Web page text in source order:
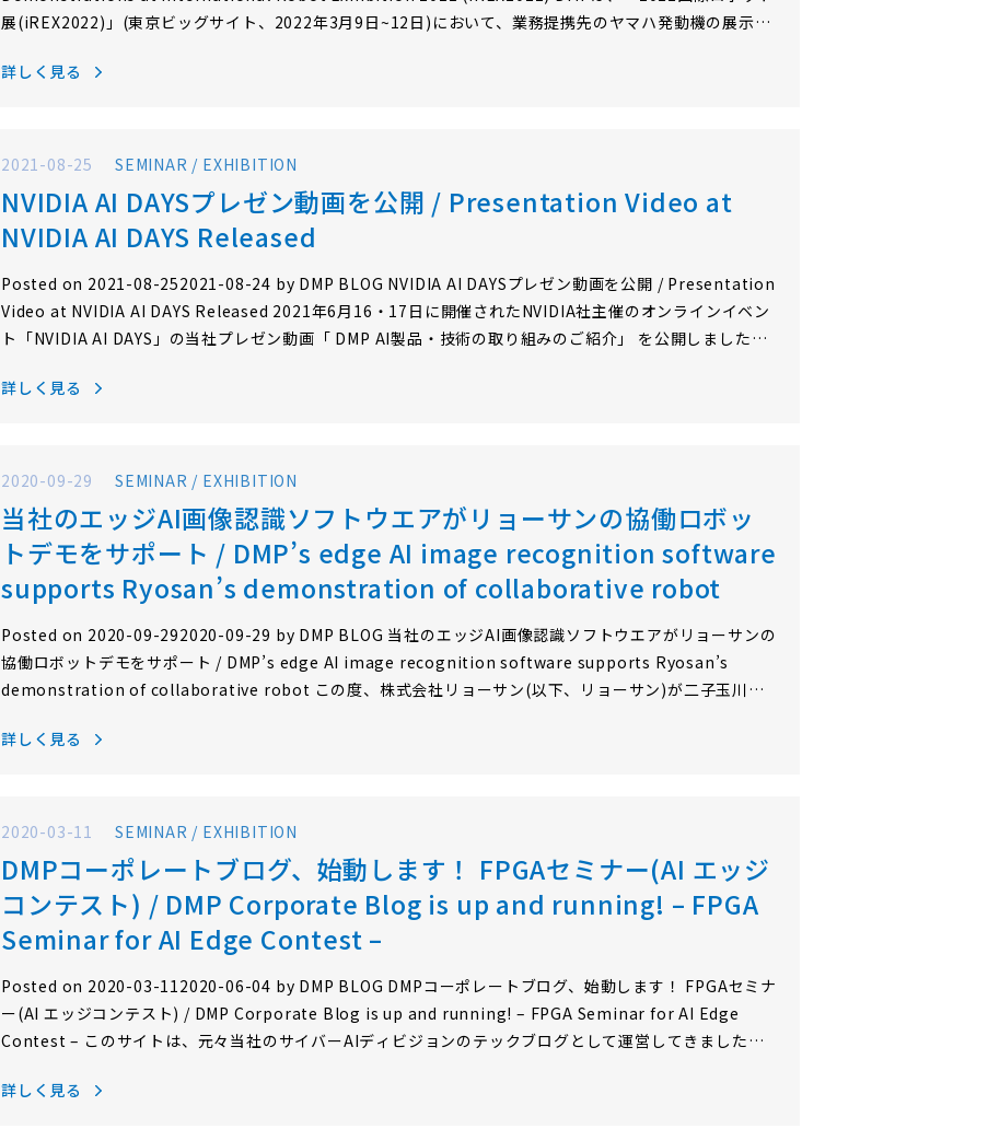
展(iREX2022)」(東京ビッグサイト、2022年3月9日~12日)において、業務提携先のヤマハ発動機の展示ブ
ジタル安全柵のリアルタイムデモ及び単眼AIカメラの静態展示を行いました。 ドローンと…
詳しく見る
2021-08-25 SEMINAR / EXHIBITION
NVIDIA AI DAYSプレゼン動画を公開 / Presentation Video at
NVIDIA AI DAYS Released
Posted on 2021-08-252021-08-24 by DMP BLOG NVIDIA AI DAYSプレゼン動画を公開 / Presentation
Video at NVIDIA AI DAYS Released 2021年6月16・17日に開催されたNVIDIA社主催のオンラインイベン
ト「NVIDIA AI DAYS」の当社プレゼン動画「 DMP AI製品・技術の取り組みのご紹介」 を公開しました。
な「ZIA™ Showcase」の紹介や、Visual SLAMソフトウエア「…
詳しく見る
2020-09-29 SEMINAR / EXHIBITION
当社のエッジAI画像認識ソフトウエアがリョーサンの協働ロボッ
トデモをサポート / DMP’s edge AI image recognition software
supports Ryosan’s demonstration of collaborative robot
Posted on 2020-09-292020-09-29 by DMP BLOG 当社のエッジAI画像認識ソフトウエアがリョーサンの
協働ロボットデモをサポート / DMP’s edge AI image recognition software supports Ryosan’s
demonstration of collaborative robot この度、株式会社リョーサン(以下、リョーサン)が二子玉川の
た。 ※協業(型)ロボット：産業用ロボットの一種で、人との共…
詳しく見る
2020-03-11 SEMINAR / EXHIBITION
DMPコーポレートブログ、始動します！ FPGAセミナー(AI エッジ
コンテスト) / DMP Corporate Blog is up and running! – FPGA
Seminar for AI Edge Contest –
Posted on 2020-03-112020-06-04 by DMP BLOG DMPコーポレートブログ、始動します！ FPGAセミナ
ー(AI エッジコンテスト) / DMP Corporate Blog is up and running! – FPGA Seminar for AI Edge
Contest – このサイトは、元々当社のサイバーAIディビジョンのテックブログとして運営してきました
社にまつわる様々な情報をお伝えするDMP BLOGとして新たにスタートを…
詳しく見る